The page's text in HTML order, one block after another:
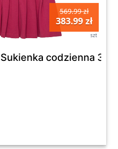
569.99 zł
383.99 zł
szt
codzienna